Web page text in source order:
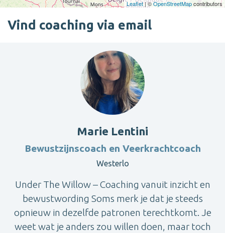
Leaflet| ©OpenStreetMapcontributors
Vind coaching via email
Marie Lentini
Bewustzijnscoach en Veerkrachtcoach
Westerlo
Under The Willow – Coaching vanuit inzicht en
bewustwording Soms merk je dat je steeds
opnieuw in dezelfde patronen terechtkomt. Je
weet wat je anders zou willen doen, maar toch